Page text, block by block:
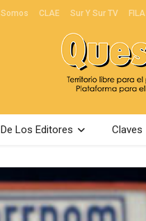
CLAE Sur Y Sur TV FILA
De Los Editores Claves